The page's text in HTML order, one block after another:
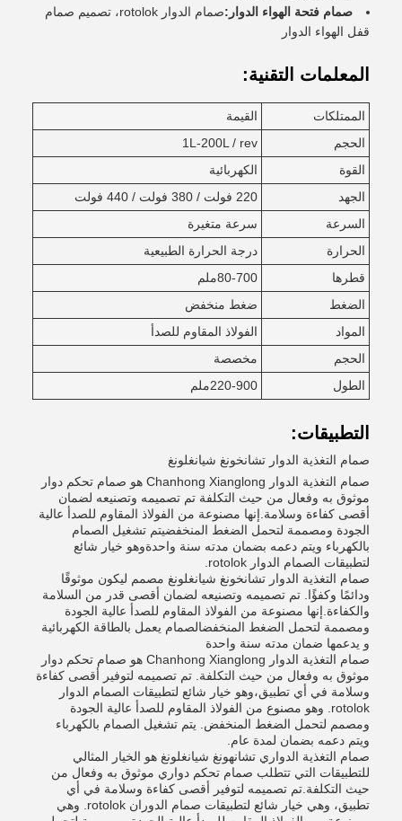
صمام فتحة الهواء الدوار:
صمام الدوار rotolok، تصميم صمام
قفل الهواء الدوار
المعلمات التقنية:
الممتلكات
القيمة
الحجم
1L-200L / rev
القوة
الكهربائية
الجهد
220 فولت / 380 فولت / 440 فولت
السرعة
سرعة متغيرة
الحرارة
درجة الحرارة الطبيعية
قطرها
80-700ملم
الضغط
ضغط منخفض
المواد
الفولاذ المقاوم للصدأ
الحجم
مخصصة
الطول
220-900ملم
التطبيقات:
صمام التغذية الدوار تشانخونغ شيانغلونغ
صمام التغذية الدوار Chanhong Xianglong هو صمام تحكم دوار
موثوق به وفعال من حيث التكلفة تم تصميمه وتصنيعه لضمان
أقصى كفاءة وسلامة.إنها مصنوعة من الفولاذ المقاوم للصدأ عالية
الجودة ومصممة لتحمل الضغط المنخفضيتم تشغيل الصمام
بالكهرباء ويتم دعمه بضمان مدته سنة واحدةوهو خيار شائع
لتطبيقات الصمام الدوار rotolok.
صمام التغذية الدوار تشانخونغ شيانغلونغ مصمم ليكون موثوقًا
ودائمًا وكفؤًا. تم تصميمه وتصنيعه لضمان أقصى قدر من السلامة
والكفاءة.إنها مصنوعة من الفولاذ المقاوم للصدأ عالية الجودة
ومصممة لتحمل الضغط المنخفضالصمام يعمل بالطاقة الكهربائية
و يدعمها ضمان مدته سنة واحدة
صمام التغذية الدوار Chanhong Xianglong هو صمام تحكم دوار
موثوق به وفعال من حيث التكلفة. تم تصميمه لتوفير أقصى كفاءة
وسلامة في أي تطبيق،وهو خيار شائع لتطبيقات الصمام الدوار
rotolok. وهو مصنوع من الفولاذ المقاوم للصدأ عالية الجودة
ومصمم لتحمل الضغط المنخفض. يتم تشغيل الصمام بالكهرباء
ويتم دعمه بضمان لمدة عام.
صمام التغذية الدواري تشانهونغ شيانغلونغ هو الخيار المثالي
للتطبيقات التي تتطلب صمام تحكم دواري موثوق به وفعال من
حيث التكلفة.تم تصميمه لتوفير أقصى كفاءة وسلامة في أي
تطبيق، وهي خيار شائع لتطبيقات صمام الدوران rotolok. وهي